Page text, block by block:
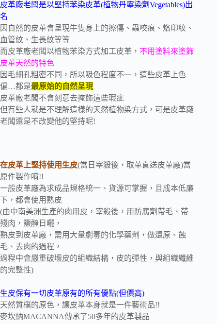
皮革廠老闆是以堅持苯染皮革(植物丹寧染劑Vegetables)出
名
因自然的皮革會呈現牛隻身上的擦傷、蟲咬痕、烙印紋、
血管紋、生長紋等等
而皮革廠老闆以植物苯染方式加工皮革， 不用塗料來塗飾
皮革天然的特色
因毛細孔粗密不同，所以吸色程度不一，這些皮革上色
偏…都是最原始的自然呈現
皮革廠老闆不會刻意去掩飾這些瑕疵
但有些人就是不理解這樣的天然植物染方式，可是皮革廠
老闆還是不改變他的堅持呢!
在皮革上堅持使用生皮(當日宰殺後，取革直送皮革廠)當
原件製作唷!!
一般皮革廠為求成品規格統一、貨源可掌握，且成本低廉
下，都會使用熟皮
(由中南美洲生產的肉用皮，宰殺後，用防腐劑帶毛、帶
殘肉，鹽醃日曬，
熟皮到皮革廠，需用大量劇毒的化學藥劑，做還原、蝕
毛、去肉的過程，
過程中會嚴重破壞皮的組織結構，皮的彈性，與組織纖維
的完整性)
生皮保有一切皮革原有的所有優點(但價高)
天然質樸的原色，讓皮革本身就是一件藝術品!!
麥坎納MACANNA傳承了50多年的皮革製品